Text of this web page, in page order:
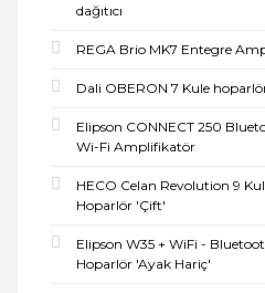
dağıtıcı
REGA Brio MK7 Entegre
Dali OBERON 7 Kule
Elipson CONNECT 250
Wi-Fi Amplifikatör
HECO Celan Revolution 9
Hoparlör 'Çift'
Elipson W35 + WiFi -
Hoparlör 'Ayak Hariç'